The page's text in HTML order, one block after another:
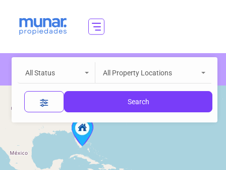
All Status All Property Locations
Search